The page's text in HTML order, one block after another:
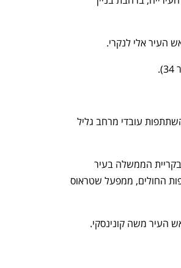
נפתח בכרטיסייה חדשה
נפתח בכרטיסייה חדשה
העיר אלי לנקרי.
העיר משה קונינסקי.